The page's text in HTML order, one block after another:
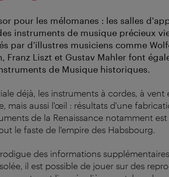
pour les mélomanes : les salles
instruments de musique précieux
par d'illustres musiciens comme
Franz Liszt et Gustav Mahler font
de Musique historiques.
déjà, les instruments à cordes, à
mais aussi l'œil : résultats d'une
de la Renaissance notamment
le faste de l'empire des Habsbourg.
des informations
il est possible de jouer sur des